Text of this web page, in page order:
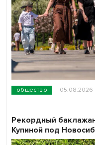
общество 05.08.2026
Рекордный
Купиной под